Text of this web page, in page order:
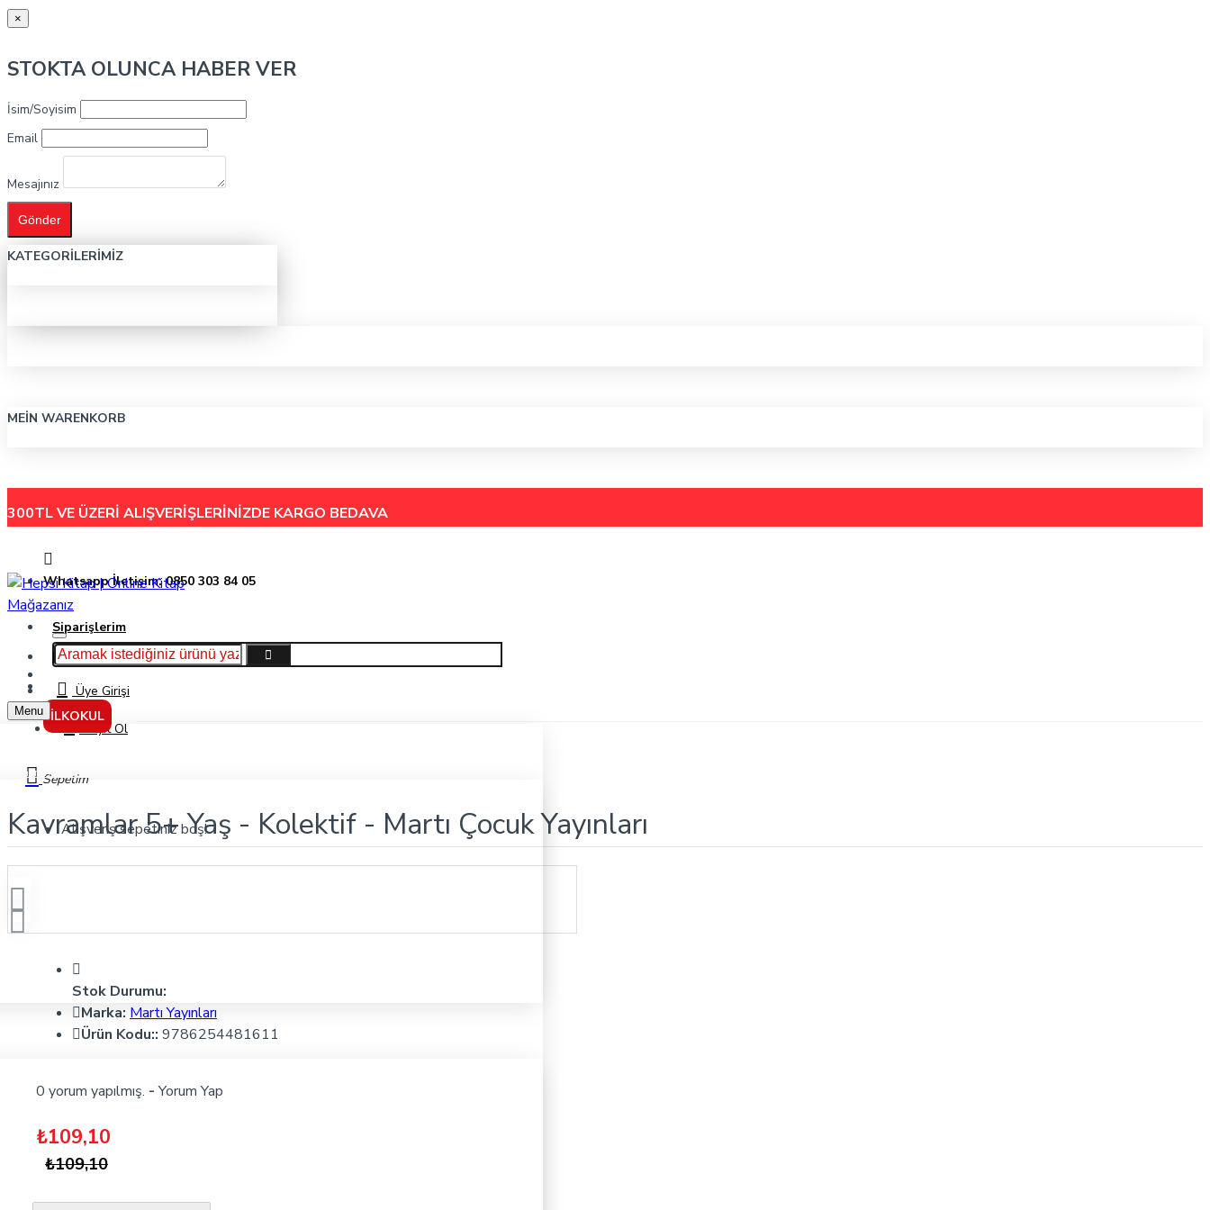
×
STOKTA OLUNCA HABER VER
İsim/Soyisim
Email
Mesajınız
Gönder
KATEGORILERIMIZ
MEIN WARENKORB
300TL VE ÜZERİ ALIŞVERİŞLERİNİZDE KARGO BEDAVA
Whatsapp İletişim: 0850 303 84 05
Siparişlerim
Hakkımızda
İletişimÜye Girişi
Kayıt Ol
Sepetim
Alışveriş sepetiniz boş!
İLKOKUL
Menu
Kavramlar 5+ Yaş - Kolektif - Martı Çocuk Yayınları
Kavramlar 5+ Yaş - Kolektif - Martı Çocuk Yayınları
Stok Durumu:
Marka: Martı Yayınları
Ürün Kodu:: 9786254481611
0 yorum yapılmış. - Yorum Yap
₺109,10
₺109,10